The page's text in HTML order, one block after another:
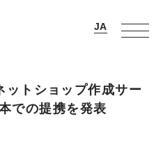
トショップ作成サー
での提携を発表